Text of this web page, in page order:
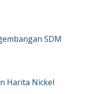
SDM
Harita Nickel